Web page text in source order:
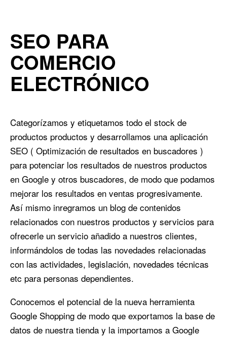
SEO PARA
COMERCIO
ELECTRÓNICO
Categorízamos y etiquetamos todo el stock de
productos productos y desarrollamos una aplicación
SEO ( Optimización de resultados en buscadores )
para potenciar los resultados de nuestros productos
en Google y otros buscadores, de modo que podamos
mejorar los resultados en ventas progresivamente.
Así mismo inregramos un blog de contenidos
relacionados con nuestros productos y servicios para
ofrecerle un servicio añadido a nuestros clientes,
informándolos de todas las novedades relacionadas
con las actividades, legislación, novedades técnicas
etc para personas dependientes.
Conocemos el potencial de la nueva herramienta
Google Shopping de modo que exportamos la base de
datos de nuestra tienda y la importamos a Google